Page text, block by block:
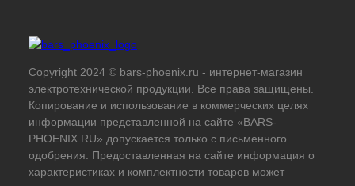
Copyright 2024 © bars-phoenix.ru - интернет-магазин
электротехнической продукции. Все права защищены.
Копирование и использование в коммерческих целях
информации представленной на сайте «BARS-
PHOENIX.RU» допускается только с письменного
одобрения. Предоставленная на сайте информация о
характеристиках и комплектности товаров может